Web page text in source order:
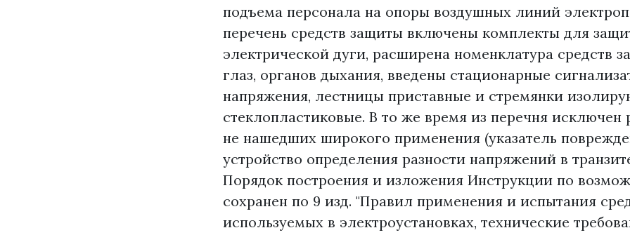
подъема персонала на опоры воздушных линий
перечень средств защиты включены комплекты для
электрической дуги, расширена номенклатура средств
глаз, органов дыхания, введены стационарные
напряжения, лестницы приставные и стремянки
стеклопластиковые. В то же время из перечня исключен
не нашедших широкого применения (указатель
устройство определения разности напряжений в
Порядок построения и изложения Инструкции по
сохранен по 9 изд. "Правил применения и испытания
используемых в электроустановках, технические